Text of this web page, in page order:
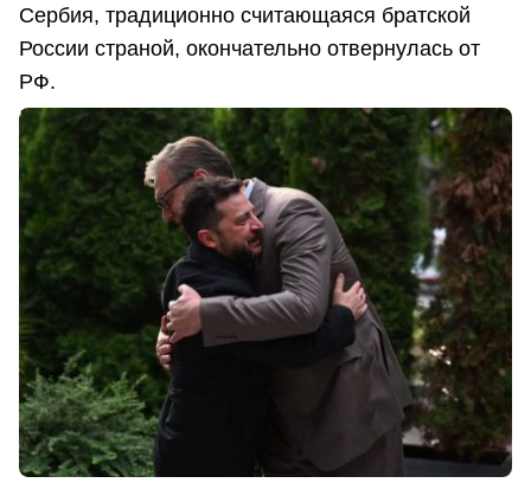
Сербия, традиционно считающаяся братской
России страной, окончательно отвернулась от
РФ.